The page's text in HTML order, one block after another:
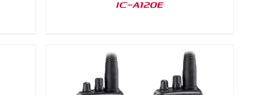
IC-A120E